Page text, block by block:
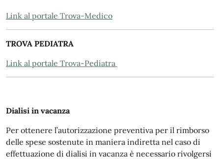
Link al portale Trova-Medico
TROVA PEDIATRA
Link al portale Trova-Pediatra
Dialisi in vacanza
Per ottenere l’autorizzazione preventiva per il rimborso
delle spese sostenute in maniera indiretta nel caso di
effettuazione di dialisi in vacanza è necessario rivolgersi